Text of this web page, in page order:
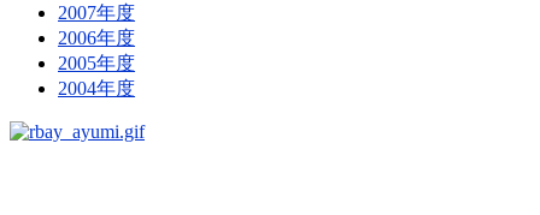
2007年度
2006年度
2005年度
2004年度